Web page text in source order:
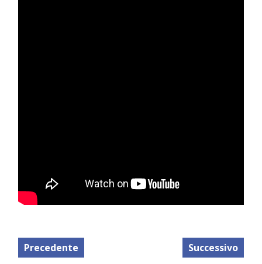
Precedente Successivo